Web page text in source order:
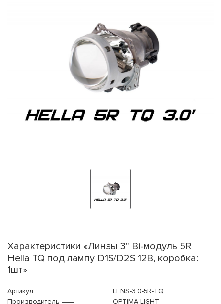
Характеристики «Линзы 3" Bi-модуль 5R
Hella TQ под лампу D1S/D2S 12В, коробка:
1шт»
Артикул
LENS-3.0-5R-TQ
Производитель
OPTIMA LIGHT